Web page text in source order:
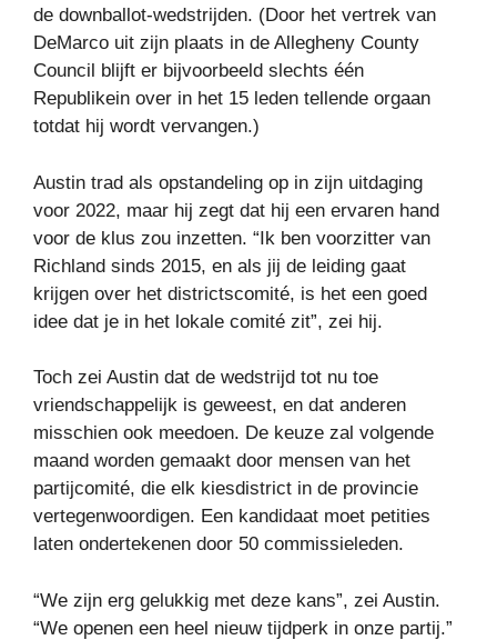
de downballot-wedstrijden. (Door het vertrek van
DeMarco uit zijn plaats in de Allegheny County
Council blijft er bijvoorbeeld slechts één
Republikein over in het 15 leden tellende orgaan
totdat hij wordt vervangen.)
Austin trad als opstandeling op in zijn uitdaging
voor 2022, maar hij zegt dat hij een ervaren hand
voor de klus zou inzetten. “Ik ben voorzitter van
Richland sinds 2015, en als jij de leiding gaat
krijgen over het districtscomité, is het een goed
idee dat je in het lokale comité zit”, zei hij.
Toch zei Austin dat de wedstrijd tot nu toe
vriendschappelijk is geweest, en dat anderen
misschien ook meedoen. De keuze zal volgende
maand worden gemaakt door mensen van het
partijcomité, die elk kiesdistrict in de provincie
vertegenwoordigen. Een kandidaat moet petities
laten ondertekenen door 50 commissieleden.
“We zijn erg gelukkig met deze kans”, zei Austin.
“We openen een heel nieuw tijdperk in onze partij.”